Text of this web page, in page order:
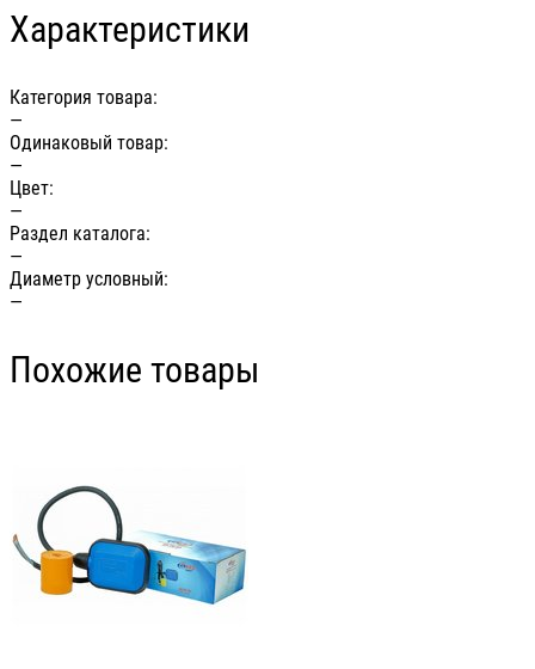
Характеристики
Категория товара:
—
Одинаковый товар:
—
Цвет:
—
Раздел каталога:
—
Диаметр условный:
—
Похожие товары